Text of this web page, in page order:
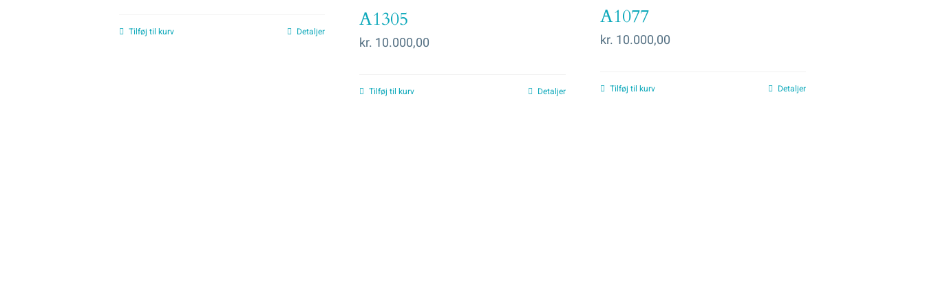
Tilføj til kurv Detaljer
A1305
kr. 10.000,00
Tilføj til kurv Detaljer
A1077
kr. 10.000,00
Tilføj til kurv Detaljer